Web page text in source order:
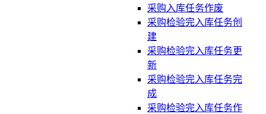
采购入库任务作废
采购检验完入库任务创
建
采购检验完入库任务更
新
采购检验完入库任务完
成
采购检验完入库任务作